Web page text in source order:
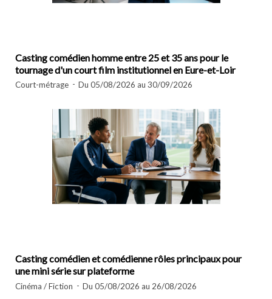
Casting comédien homme entre 25 et 35 ans pour le
tournage d'un court film institutionnel en Eure-et-Loir
Court-métrage Du 05/08/2026 au 30/09/2026
Casting comédien et comédienne rôles principaux pour
une mini série sur plateforme
Cinéma / Fiction Du 05/08/2026 au 26/08/2026